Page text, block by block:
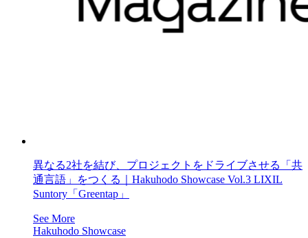
異なる2社を結び、プロジェクトをドライブさせる「共
通言語」をつくる｜Hakuhodo Showcase Vol.3 LIXIL
Suntory「Greentap」
See More
Hakuhodo Showcase